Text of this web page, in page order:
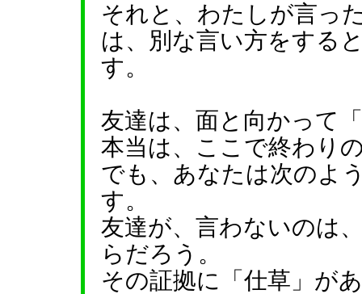
それと、わたしが言っ
は、別な言い方をする
す。
友達は、面と向かって
本当は、ここで終わり
でも、あなたは次のよ
す。
友達が、言わないのは
らだろう。
その証拠に「仕草」が